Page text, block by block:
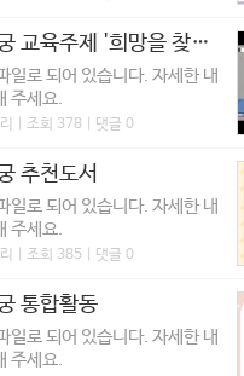
2024년 3월 베베궁 교육주제 '희망을 찾는 아이'
일로 되어 있습니다. 자세한 내
주세요.
| 조회 378 | 댓글 0
추천도서
일로 되어 있습니다. 자세한 내
주세요.
| 조회 385 | 댓글 0
통합활동
일로 되어 있습니다. 자세한 내
주세요.